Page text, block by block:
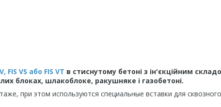
FIS VS або FIS VT в стиснутому бетоні з ін'єкційним
блоках, шлакоблоке, ракушняке і газобетоні.
при этом используются специальные вставки для сквозного